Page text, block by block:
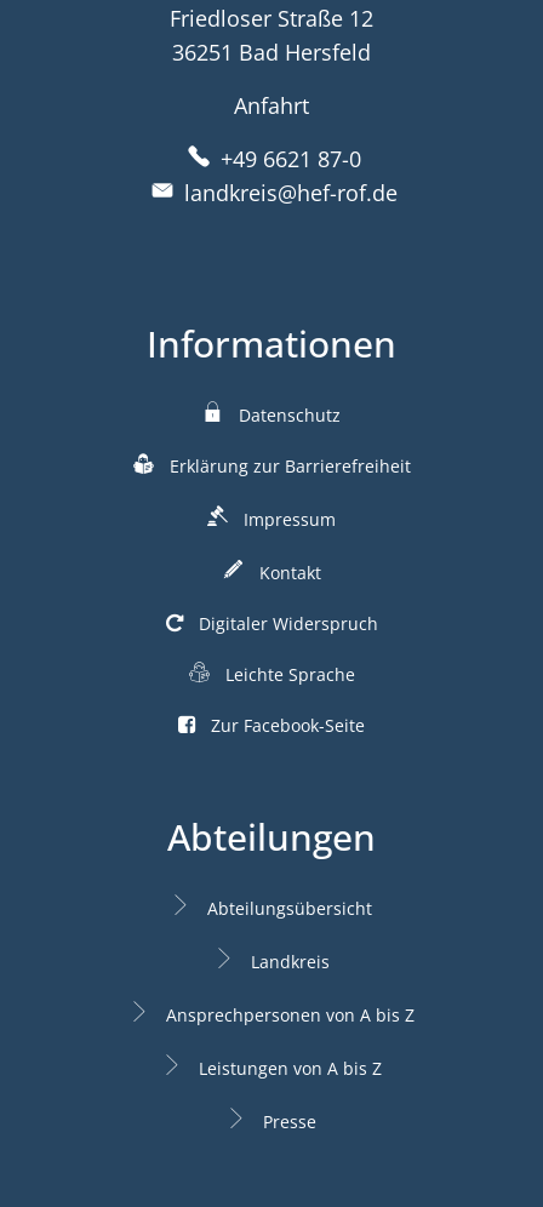
Friedloser Straße 12
36251 Bad Hersfeld
Anfahrt
+49 6621 87-0
landkreis@hef-rof.de
Informationen
Datenschutz
Erklärung zur Barrierefreiheit
Impressum
Kontakt
Digitaler Widerspruch
Leichte Sprache
Zur Facebook-Seite
Abteilungen
Abteilungsübersicht
Landkreis
Ansprechpersonen von A bis Z
Leistungen von A bis Z
Presse